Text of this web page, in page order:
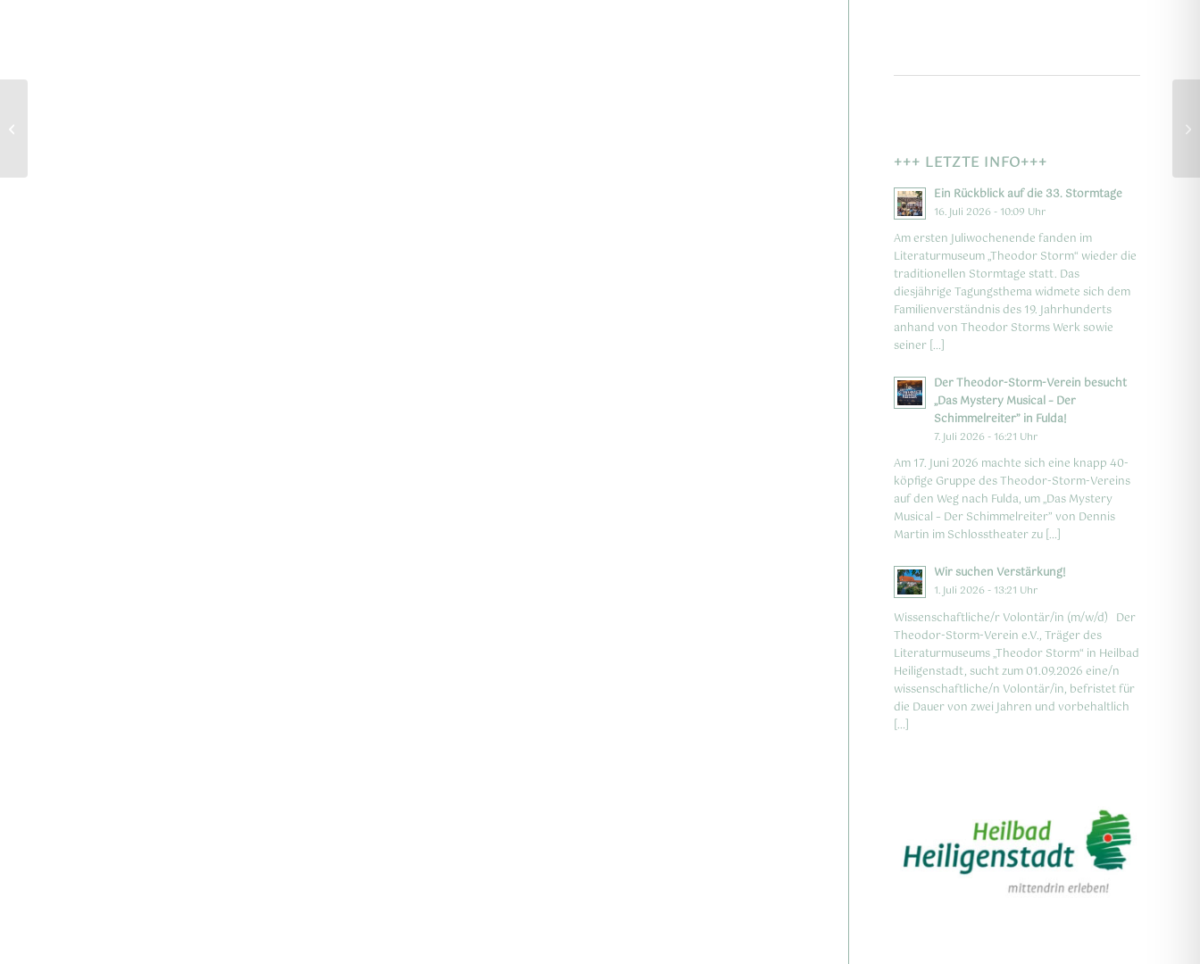
+++ LETZTE INFO+++
Ein Rückblick auf die 33. Stormtage
16. Juli 2026 - 10:09 Uhr
Am ersten Juliwochenende fanden im
Literaturmuseum „Theodor Storm“ wieder die
traditionellen Stormtage statt. Das
diesjährige Tagungsthema widmete sich dem
Familienverständnis des 19. Jahrhunderts
anhand von Theodor Storms Werk sowie
seiner […]
Der Theodor-Storm-Verein besucht
„Das Mystery Musical – Der
Schimmelreiter” in Fulda!
7. Juli 2026 - 16:21 Uhr
Am 17. Juni 2026 machte sich eine knapp 40-
köpfige Gruppe des Theodor-Storm-Vereins
auf den Weg nach Fulda, um „Das Mystery
Musical – Der Schimmelreiter” von Dennis
Martin im Schlosstheater zu […]
Wir suchen Verstärkung!
1. Juli 2026 - 13:21 Uhr
Wissenschaftliche/r Volontär/in (m/w/d) Der
Theodor-Storm-Verein e.V., Träger des
Literaturmuseums „Theodor Storm“ in Heilbad
Heiligenstadt, sucht zum 01.09.2026 eine/n
wissenschaftliche/n Volontär/in, befristet für
die Dauer von zwei Jahren und vorbehaltlich
[…]